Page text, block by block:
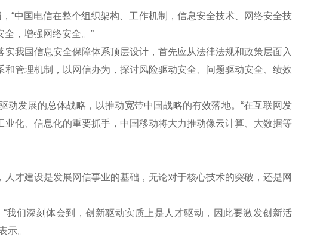
中国电信在整个组织架构、工作机制，信息安全技术、网络安全技
，增强网络安全。”
国信息安全保障体系顶层设计，首先应从法律法规和政策层面入
管理机制，以网信办为，探讨风险驱动安全、问题驱动安全、绩效
发展的总体战略，以推动宽带中国战略的有效落地。“在互联网发
化、信息化的重要抓手，中国移动将大力推动像云计算、大数据等
建设是发展网信事业的基础，无论对于核心技术的突破，还是网
们深刻体会到，创新驱动实质上是人才驱动，因此要激发创新活
示。